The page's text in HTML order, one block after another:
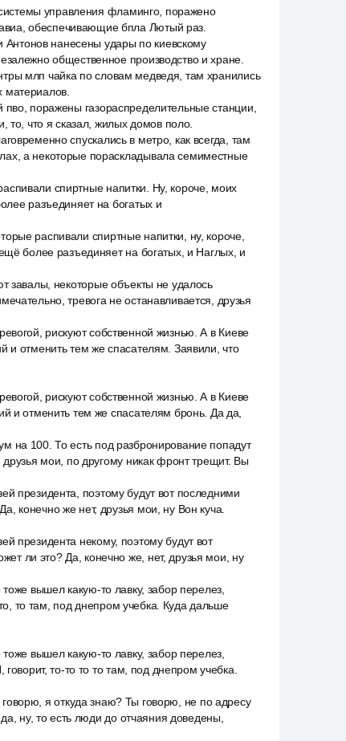
управления фламинго, поражено
обеспечивающие бпла Лютый раз.
нанесены удары по киевскому
общественное производство и хране.
млп чайка по словам медведя, там хранились
поражены газораспределительные станции,
то, что я сказал, жилых домов поло.
спускались в метро, как всегда, там
а некоторые пораскладывала семиместные
спиртные напитки. Ну, короче, моих
разъединяет на богатых и
распивали спиртные напитки, ну, короче,
более разъединяет на богатых, и Наглых, и
завалы, некоторые объекты не удалось
тревога не останавливается, друзья
рискуют собственной жизнью. А в Киеве
и отменить тем же спасателям. Заявили, что
рискуют собственной жизнью. А в Киеве
и отменить тем же спасателям бронь. Да да,
на 100. То есть под разбронирование попадут
мои, по другому никак фронт трещит. Вы
президента, поэтому будут вот последними
конечно же нет, друзья мои, ну Вон куча.
президента некому, поэтому будут вот
ли это? Да, конечно же, нет, друзья мои, ну
вышел какую-то лавку, забор перелез,
то там, под днепром учебка. Куда дальше
вышел какую-то лавку, забор перелез,
то-то то то там, под днепром учебка.
я откуда знаю? Ты говорю, не по адресу
ну, то есть люди до отчаяния доведены,